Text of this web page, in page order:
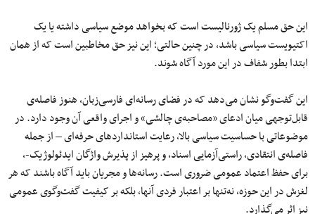
این حق مسلم یک ژورنالیست است که بخواهد موضع سیاسی داشته یا یک
اکتیویست سیاسی باشد، در چنین حالتی؛ این نیز حق مخاطبین است که از همان
ابتدا بطور شفاف در این مورد آگاه شوند.
این گفت‌وگو نشان می‌دهد که در فضای رسانه‌ای فارسی‌زبان، هنوز فاصله‌ی
قابل‌توجهی میان ادعای «مصاحبه‌ی چالشی» و اجرای واقعی آن وجود دارد. در
موضوعاتی با حساسیت سیاسی بالا، رعایت استانداردهای حرفه‌ای – از جمله
فاصله‌ی انتقادی، راستی‌آزمایی اسناد، و پرهیز از پذیرش واژگان ایدئولوژیک-،
برای حفظ اعتماد عمومی ضروری است. رسانه‌ها و مجریان باید آگاه باشند که هر
لغزش در این حوزه، نه‌تنها بر اعتبار فردی آنها، بلکه بر کیفیت گفت‌وگوی عمومی
نیز اثر می‌گذارد.